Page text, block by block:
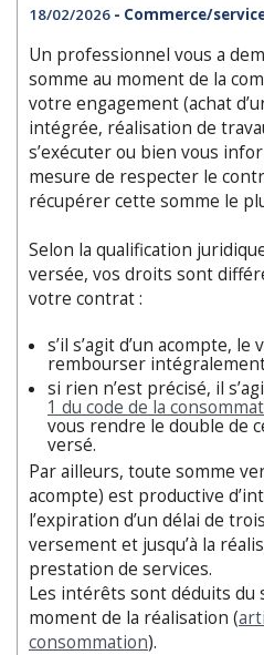
18/02/2026 - Commerce/
Un professionnel vous a
somme au moment de la
votre engagement (achat
intégrée, réalisation de
s’exécuter ou bien vous
mesure de respecter le
récupérer cette somme le
Selon la qualification
versée, vos droits sont
votre contrat :
s’il s’agit d’un acompte,
rembourser
si rien n’est précisé, il
1 du code de la
vous rendre le double de
versé.
Par ailleurs, toute somme
acompte) est productive
l’expiration d’un délai de
versement et jusqu’à la
prestation de services.
Les intérêts sont déduits du
moment de la réalisation (
consommation).